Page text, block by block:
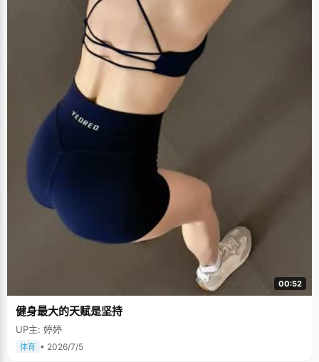
00:52
健身最大的天赋是坚持
UP主: 婷婷
体育 • 2026/7/5